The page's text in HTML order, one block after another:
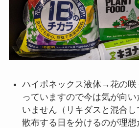
ハイポネックス液体→花の咲
っていますので今は気が向
いません（リキダスと混合し
散布する日を分けるのが理想